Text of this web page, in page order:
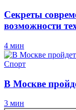
Секреты
возможности
4 мин
Спорт
В Москве
3 мин